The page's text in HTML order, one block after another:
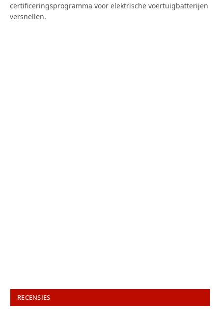
certificeringsprogramma voor elektrische voertuigbatterijen
versnellen.
RECENSIES